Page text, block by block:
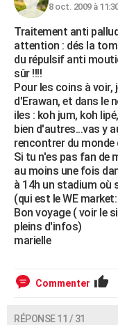
8 oct. 2009 à
Traitement anti
attention : dés la
du répulsif anti
sûr !!!!
Pour les coins à voir,
d'Erawan, et dans le
iles : koh jum, koh
bien d'autres...vas y
rencontrer du monde
Si tu n'es pas fan de
au moins une fois
à 14h un stadium
(qui est le WE
Bon voyage ( voir le
pleins d'infos)
marielle
Commenter
RÉPONSE 11 / 31